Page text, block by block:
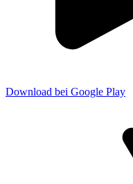
Download bei Google Play